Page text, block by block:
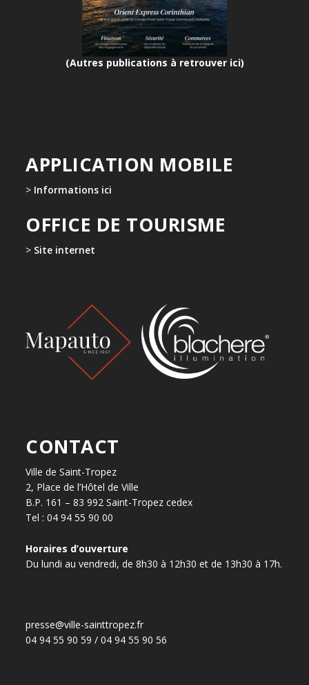
(Autres publications à retrouver ici)
APPLICATION MOBILE
> Informations ici
OFFICE DE TOURISME
> Site internet
CONTACT
Ville de Saint-Tropez
2, Place de l’Hôtel de Ville
B.P. 161 – 83 992 Saint-Tropez cedex
Tel : 04 94 55 90 00
Horaires d’ouverture
Du lundi au vendredi, de 8h30 à 12h30 et de 13h30 à 17h.
presse@ville-sainttropez.fr
04 94 55 90 59 / 04 94 55 90 56